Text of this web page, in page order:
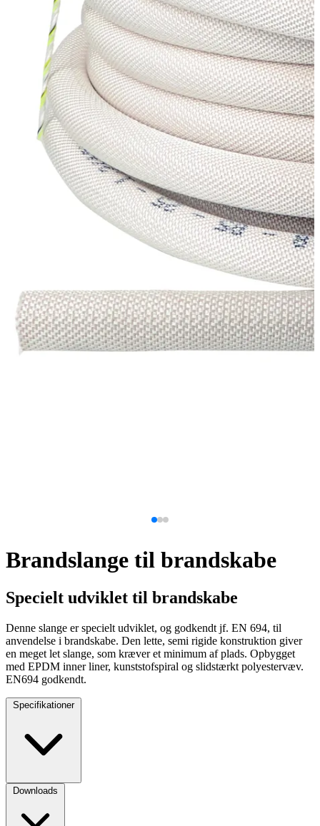
Brandslange til brandskabe
Specielt udviklet til brandskabe
Denne slange er specielt udviklet, og godkendt jf. EN 694, til
anvendelse i brandskabe. Den lette, semi rigide konstruktion giver
en meget let slange, som kræver et minimum af plads. Opbygget
med EPDM inner liner, kunststofspiral og slidstærkt polyestervæv.
EN694 godkendt.
Specifikationer
Downloads